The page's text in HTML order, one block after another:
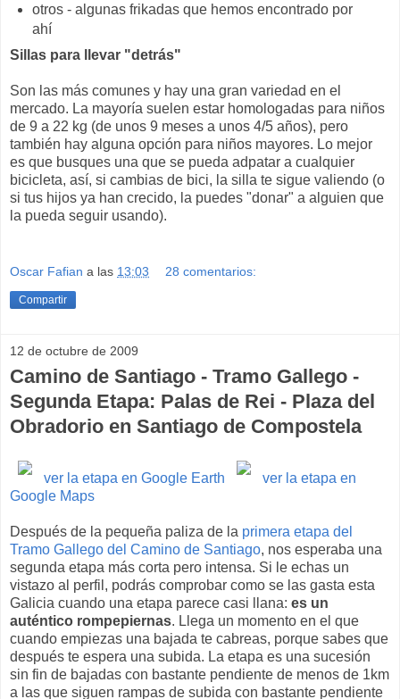
otros - algunas frikadas que hemos encontrado por
ahí
Sillas para llevar "detrás"
Son las más comunes y hay una gran variedad en el
mercado. La mayoría suelen estar homologadas para niños
de 9 a 22 kg (de unos 9 meses a unos 4/5 años), pero
también hay alguna opción para niños mayores. Lo mejor
es que busques una que se pueda adpatar a cualquier
bicicleta, así, si cambias de bici, la silla te sigue valiendo (o
si tus hijos ya han crecido, la puedes "donar" a alguien que
la pueda seguir usando).
Oscar Fafian a las 13:03 28 comentarios:
Compartir
12 de octubre de 2009
Camino de Santiago - Tramo Gallego -
Segunda Etapa: Palas de Rei - Plaza del
Obradorio en Santiago de Compostela
ver la etapa en Google Earth
ver la etapa en
Google Maps
Después de la pequeña paliza de la primera etapa del
Tramo Gallego del Camino de Santiago, nos esperaba una
segunda etapa más corta pero intensa. Si le echas un
vistazo al perfil, podrás comprobar como se las gasta esta
Galicia cuando una etapa parece casi llana: es un
auténtico rompepiernas. Llega un momento en el que
cuando empiezas una bajada te cabreas, porque sabes que
después te espera una subida. La etapa es una sucesión
sin fin de bajadas con bastante pendiente de menos de 1km
a las que siguen rampas de subida con bastante pendiente